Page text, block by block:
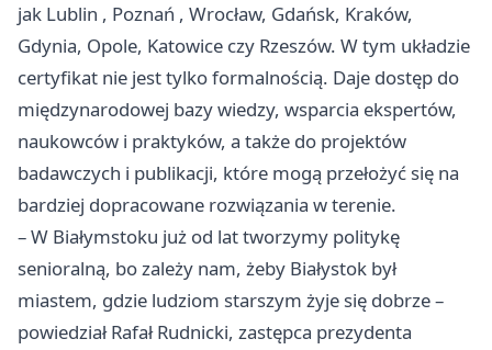
jak Lublin , Poznań , Wrocław, Gdańsk, Kraków,
Gdynia, Opole, Katowice czy Rzeszów. W tym układzie
certyfikat nie jest tylko formalnością. Daje dostęp do
międzynarodowej bazy wiedzy, wsparcia ekspertów,
naukowców i praktyków, a także do projektów
badawczych i publikacji, które mogą przełożyć się na
bardziej dopracowane rozwiązania w terenie.
– W Białymstoku już od lat tworzymy politykę
senioralną, bo zależy nam, żeby Białystok był
miastem, gdzie ludziom starszym żyje się dobrze –
powiedział Rafał Rudnicki, zastępca prezydenta